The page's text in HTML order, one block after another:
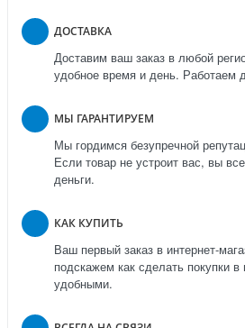
ДОСТАВКА
Доставим ваш заказ в любой
удобное время и день. Работаем
МЫ ГАРАНТИРУЕМ
Мы гордимся безупречной
Если товар не устроит вас, вы
деньги.
КАК КУПИТЬ
Ваш первый заказ в интернет-
подскажем как сделать покупки
удобными.